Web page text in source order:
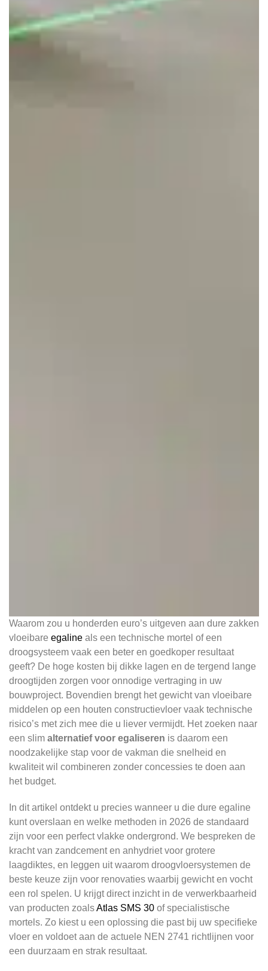
Waarom zou u honderden euro’s uitgeven aan dure zakken
vloeibare egaline als een technische mortel of een
droogsysteem vaak een beter en goedkoper resultaat
geeft? De hoge kosten bij dikke lagen en de tergend lange
droogtijden zorgen voor onnodige vertraging in uw
bouwproject. Bovendien brengt het gewicht van vloeibare
middelen op een houten constructievloer vaak technische
risico’s met zich mee die u liever vermijdt. Het zoeken naar
een slim alternatief voor egaliseren is daarom een
noodzakelijke stap voor de vakman die snelheid en
kwaliteit wil combineren zonder concessies te doen aan
het budget.
In dit artikel ontdekt u precies wanneer u die dure egaline
kunt overslaan en welke methoden in 2026 de standaard
zijn voor een perfect vlakke ondergrond. We bespreken de
kracht van zandcement en anhydriet voor grotere
laagdiktes, en leggen uit waarom droogvloersystemen de
beste keuze zijn voor renovaties waarbij gewicht en vocht
een rol spelen. U krijgt direct inzicht in de verwerkbaarheid
van producten zoalsAtlas SMS 30 of specialistische
mortels. Zo kiest u een oplossing die past bij uw specifieke
vloer en voldoet aan de actuele NEN 2741 richtlijnen voor
een duurzaam en strak resultaat.